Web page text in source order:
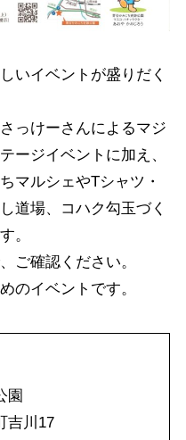
いイベントが盛りだく
っけーさんによるマジ
ージイベントに加え、
マルシェやTシャツ・
道場、コハク勾玉づく
。
ご確認ください。
のイベントです。
園
吉川17